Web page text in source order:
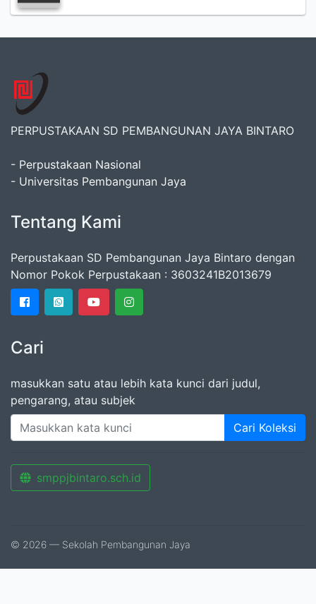
PERPUSTAKAAN SD PEMBANGUNAN JAYA BINTARO
- Perpustakaan Nasional
- Universitas Pembangunan Jaya
Tentang Kami
Perpustakaan SD Pembangunan Jaya Bintaro dengan
Nomor Pokok Perpustakaan : 3603241B2013679
Cari
masukkan satu atau lebih kata kunci dari judul,
pengarang, atau subjek
Cari Koleksi
smppjbintaro.sch.id
© 2026 — Sekolah Pembangunan Jaya